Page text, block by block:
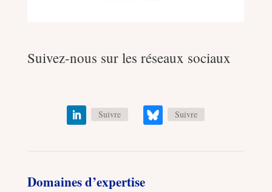
Suivez-nous sur les réseaux sociaux
Suivre Suivre
Domaines d’expertise